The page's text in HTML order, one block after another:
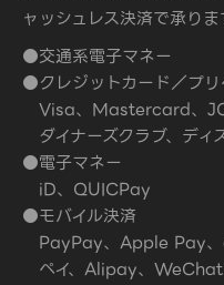
ャッシュレス決済で承りま
●交通系電子マネー
●クレジットカード／プリ
Visa、Mastercard、
ダイナーズクラブ、ディ
●電子マネー
iD、QUICPay
●モバイル決済
PayPay、Apple Pay、
ペイ、Alipay、